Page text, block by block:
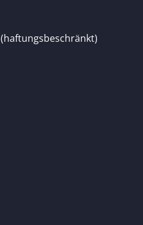
(haftungsbeschränkt)